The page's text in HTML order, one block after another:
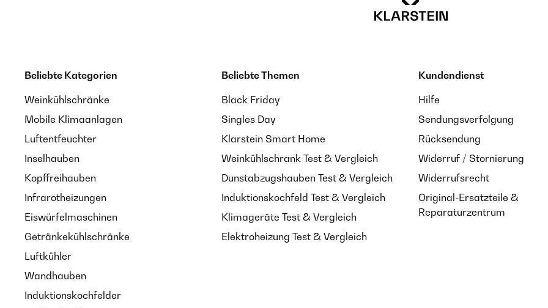
Beliebte Kategorien
Weinkühlschränke
Mobile Klimaanlagen
Luftentfeuchter
Inselhauben
Kopffreihauben
Infrarotheizungen
Eiswürfelmaschinen
Getränkekühlschränke
Luftkühler
Wandhauben
Induktionskochfelder
Beliebte Themen
Black Friday
Singles Day
Klarstein Smart Home
Weinkühlschrank Test & Vergleich
Dunstabzugshauben Test & Vergleich
Induktionskochfeld Test & Vergleich
Klimageräte Test & Vergleich
Elektroheizung Test & Vergleich
Kundendienst
Hilfe
Sendungsverfolgung
Rücksendung
Widerruf / Stornierung
Widerrufsrecht
Original-Ersatzteile &
Reparaturzentrum